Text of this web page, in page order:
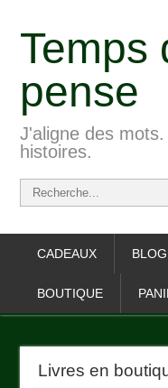
Temps
pense
J'aligne des
histoires.
CADEAUX BLOG
BOUTIQUE
Livres en